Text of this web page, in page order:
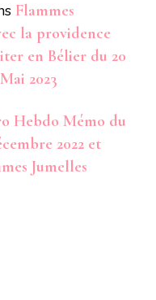
Flammes
la providence
en Bélier du 20
2023
Hebdo Mémo du
2022 et
Jumelles